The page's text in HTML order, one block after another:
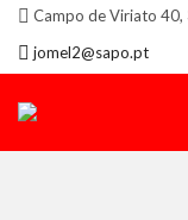
Campo de Viriato
jomel2@sapo.pt